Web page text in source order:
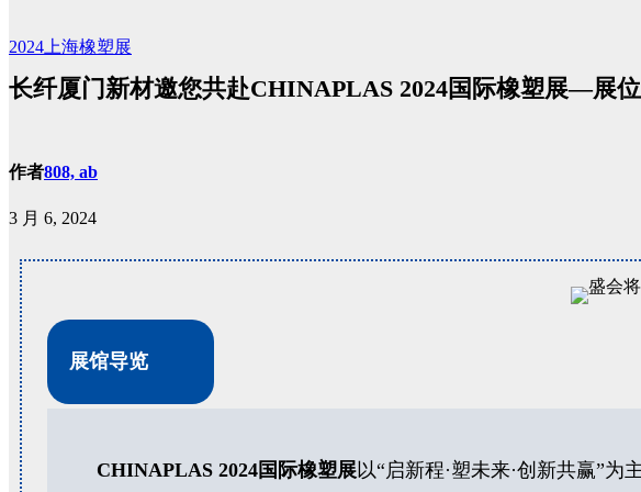
2024上海橡塑展
长纤厦门新材邀您共赴CHINAPLAS 2024国际橡塑展—展位
作者808, ab
3 月 6, 2024
展馆导览
CHINAPLAS 2024国际橡塑展以“启新程·塑未来·创新共赢”为